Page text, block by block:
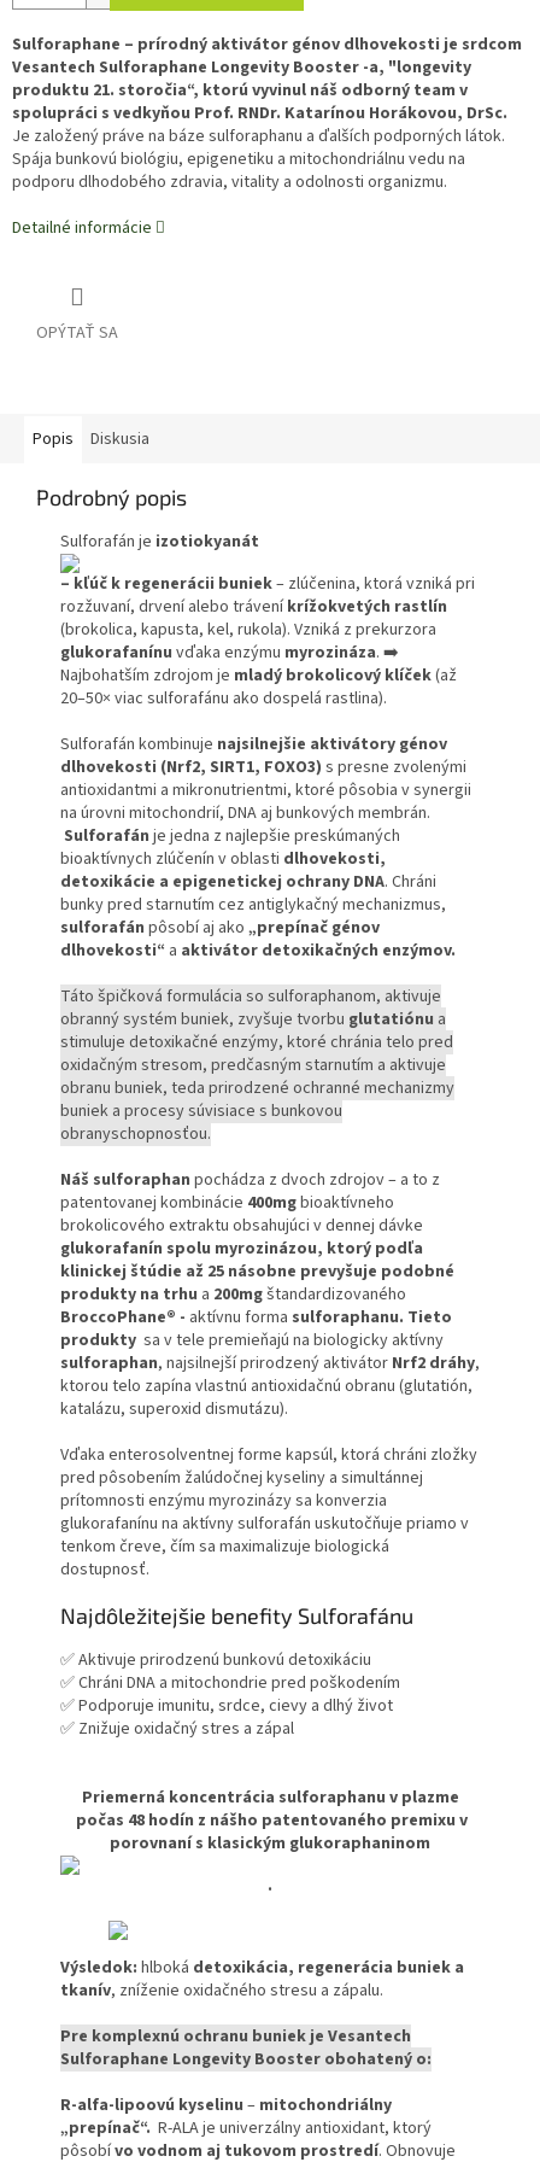
Sulforaphane – prírodný aktivátor génov dlhovekosti je srdcom
Vesantech Sulforaphane Longevity Booster -a, "longevity
produktu 21. storočia“, ktorú vyvinul náš odborný team v
spolupráci s vedkyňou Prof. RNDr. Katarínou Horákovou, DrSc.
Je založený práve na báze sulforaphanu a ďalších podporných látok.
Spája bunkovú biológiu, epigenetiku a mitochondriálnu vedu na
podporu dlhodobého zdravia, vitality a odolnosti organizmu.
Detailné informácie
OPÝTAŤ SA
Popis Diskusia
Podrobný popis
Sulforafán je izotiokyanát
– kľúč k regenerácii buniek– zlúčenina, ktorá vzniká pri
rozžuvaní, drvení alebo tráveníkrížokvetých rastlín
(brokolica, kapusta, kel, rukola). Vzniká z prekurzora
glukorafanínu vďaka enzýmu myrozináza. ➡️
Najbohatším zdrojom je mladý brokolicový klíček(až
20–50× viac sulforafánu ako dospelá rastlina).
Sulforafán kombinuje najsilnejšie aktivátory génov
dlhovekosti (Nrf2, SIRT1, FOXO3) s presne zvolenými
antioxidantmi a mikronutrientmi, ktoré pôsobia v synergii
na úrovni mitochondrií, DNA aj bunkových membrán.
Sulforafán je jedna z najlepšie preskúmaných
bioaktívnych zlúčenín v oblasti dlhovekosti,
detoxikácie a epigenetickej ochrany DNA. Chráni
bunky pred starnutím cez antiglykačný mechanizmus,
sulforafán pôsobí aj ako „prepínač génov
dlhovekosti“ a aktivátor detoxikačných enzýmov.
Táto špičková formulácia so sulforaphanom, aktivuje
obranný systém buniek, zvyšuje tvorbu glutatiónu a
stimuluje detoxikačné enzýmy, ktoré chránia telo pred
oxidačným stresom, predčasným starnutím a aktivuje
obranu buniek, teda prirodzené ochranné mechanizmy
buniek a procesy súvisiace s bunkovou
obranyschopnosťou.
Náš sulforaphan pochádza z dvoch zdrojov – a to z
patentovanej kombinácie 400mgbioaktívneho
brokolicového extraktu obsahujúci v dennej dávke
glukorafanín spolu myrozinázou, ktorý podľa
klinickej štúdie až 25 násobne prevyšuje podobné
produkty na trhu a 200mgštandardizovaného
BroccoPhane® - aktívnu forma sulforaphanu. Tieto
produkty sa v tele premieňajú na biologicky aktívny
sulforaphan, najsilnejší prirodzený aktivátor Nrf2 dráhy,
ktorou telo zapína vlastnú antioxidačnú obranu (glutatión,
katalázu, superoxid dismutázu).
Vďaka enterosolventnej forme kapsúl, ktorá chráni zložky
pred pôsobením žalúdočnej kyseliny a simultánnej
prítomnosti enzýmu myrozinázy sa konverzia
glukorafanínu na aktívny sulforafán uskutočňuje priamo v
tenkom čreve, čím sa maximalizuje biologická
dostupnosť.
Najdôležitejšie benefity Sulforafánu
✅ Aktivuje prirodzenú bunkovú detoxikáciu
✅ Chráni DNA a mitochondrie pred poškodením
✅ Podporuje imunitu, srdce, cievy a dlhý život
✅ Znižuje oxidačný stres a zápal
Priemerná koncentrácia sulforaphanu v plazme
počas 48 hodín z nášho patentovaného premixu v
porovnaní s klasickým glukoraphaninom
.
Výsledok: hlboká detoxikácia, regenerácia buniek a
tkanív, zníženie oxidačného stresu a zápalu.
Pre komplexnú ochranu buniek je Vesantech
Sulforaphane Longevity Booster obohatený o:
R-alfa-lipoovú kyselinu – mitochondriálny
„prepínač“. R-ALA je univerzálny antioxidant, ktorý
pôsobívo vodnom aj tukovom prostredí. Obnovuje